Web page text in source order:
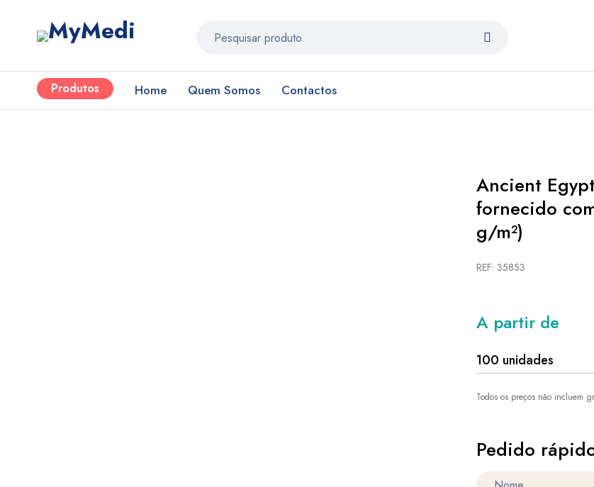
Produtos Home Quem Somos Contactos
Ancient
fornecido
g/m²)
REF: 35853
A partir de
100 unidades
Todos os preços não incluem
Pedido